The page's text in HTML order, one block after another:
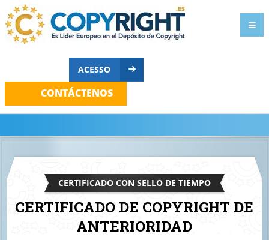
ACESSO
CONTÁCTENOS
CERTIFICADO CON SELLO DE TIEMPO
CERTIFICADO DE COPYRIGHT DE
ANTERIORIDAD